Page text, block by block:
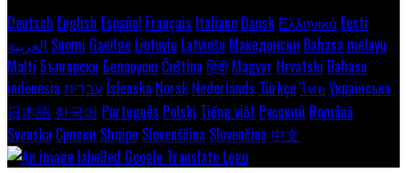
Deutsch English Español Français Italiano Dansk Ελληνικά Eesti
العربية Suomi Gaeilge Lietuvių Latviešu Македонски Bahasa melayu
Malti Български Беларускі Čeština हिंदी Magyar Hrvatski Bahasa
indonesia עברית Íslenska Norsk Nederlands Türkçeไทย Українська
日本語 한국어 Português Polski Tiếng việt Русский Română
Svenska Српски Shqipe Slovenščina Slovenčina 中文